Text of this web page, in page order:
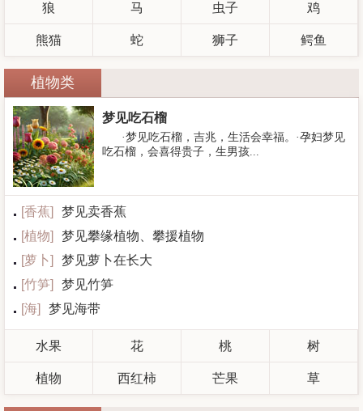
狼 马 虫子 鸡
熊猫 蛇 狮子 鳄鱼
植物类
梦见吃石榴
·梦见吃石榴，吉兆，生活会幸福。·孕妇梦见
吃石榴，会喜得贵子，生男孩...
[香蕉]
梦见卖香蕉
[植物]
梦见攀缘植物、攀援植物
[萝卜]
梦见萝卜在长大
[竹笋]
梦见竹笋
[海] 梦见海带
水果 花 桃 树
植物 西红柿 芒果 草